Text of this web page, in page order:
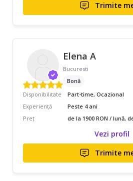
Trimite
Elena A
Bucuresti
Bonă
Disponibilitate
Part-time, Ocazional
Experiență
Peste 4 ani
Preț
de la 1900 RON / lună,
Vezi profil
Trimite